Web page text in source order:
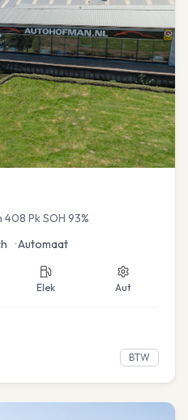
Pk SOH 93%
•Automaat
Elek Aut
BTW